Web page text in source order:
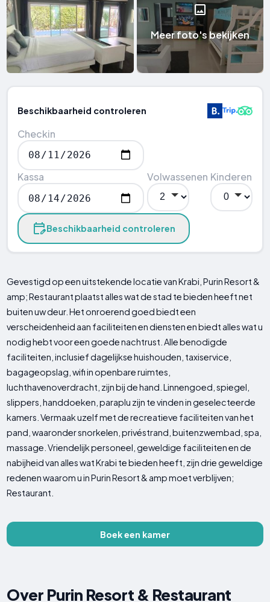
Meer foto's bekijken
Beschikbaarheid controleren
Checkin
Kassa Volwassenen Kinderen
Beschikbaarheid controleren
Gevestigd op een uitstekende locatie van Krabi, Purin Resort &
amp; Restaurant plaatst alles wat de stad te bieden heeft net
buiten uw deur. Het onroerend goed biedt een
verscheidenheid aan faciliteiten en diensten en biedt alles wat u
nodig hebt voor een goede nachtrust. Alle benodigde
faciliteiten, inclusief dagelijkse huishouden, taxiservice,
bagageopslag, wifi in openbare ruimtes,
luchthavenoverdracht, zijn bij de hand. Linnengoed, spiegel,
slippers, handdoeken, paraplu zijn te vinden in geselecteerde
kamers. Vermaak uzelf met de recreatieve faciliteiten van het
pand, waaronder snorkelen, privéstrand, buitenzwembad, spa,
massage. Vriendelijk personeel, geweldige faciliteiten en de
nabijheid van alles wat Krabi te bieden heeft, zijn drie geweldige
redenen waarom u in Purin Resort & amp moet verblijven;
Restaurant.
Boek een kamer
Over Purin Resort & Restaurant